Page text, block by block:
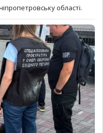
області.